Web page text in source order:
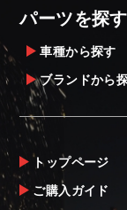
・メーカ
業者でな
とは予めご
お届け商品
商品到着
確認下さい
当社なら
全を期す
パーツを探す
車種から探す
ブランドから
トップページ
ご購入ガイド